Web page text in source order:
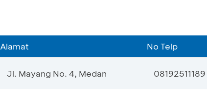
Alamat No Telp
Jl. Mayang No. 4, Medan 08192511189